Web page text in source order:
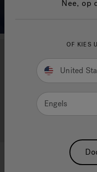
Wellness™
Dompel je
Nee, op
OF KIES
United
Engels